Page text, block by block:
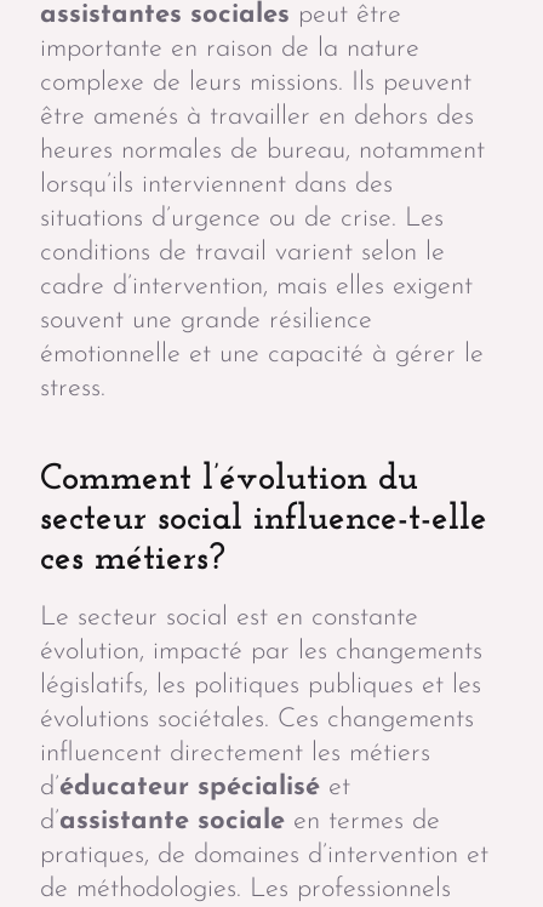
assistantes sociales peut être
importante en raison de la nature
complexe de leurs missions. Ils peuvent
être amenés à travailler en dehors des
heures normales de bureau, notamment
lorsqu’ils interviennent dans des
situations d’urgence ou de crise. Les
conditions de travail varient selon le
cadre d’intervention, mais elles exigent
souvent une grande résilience
émotionnelle et une capacité à gérer le
stress.
Comment l’évolution du
secteur social influence-t-elle
ces métiers?
Le secteur social est en constante
évolution, impacté par les changements
législatifs, les politiques publiques et les
évolutions sociétales. Ces changements
influencent directement les métiers
d’éducateur spécialisé et
d’assistante sociale en termes de
pratiques, de domaines d’intervention et
de méthodologies. Les professionnels